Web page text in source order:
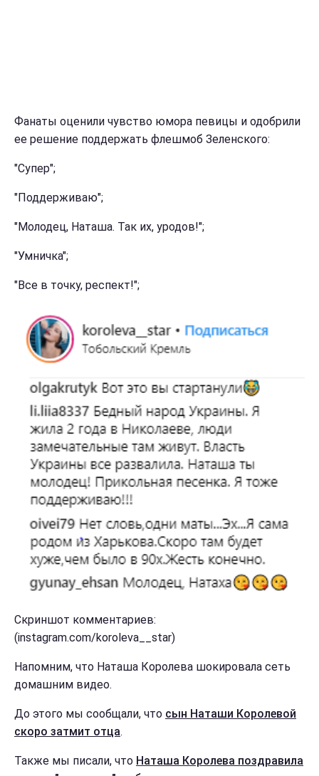
Фанаты оценили чувство юмора певицы и одобрили
ее решение поддержать флешмоб Зеленского:
"Супер";
"Поддерживаю";
"Молодец, Наташа. Так их, уродов!";
"Умничка";
"Все в точку, респект!";
Скриншот комментариев:
(instagram.com/koroleva__star)
Напомним, что Наташа Королева шокировала сеть
домашним видео.
До этого мы сообщали, что сын Наташи Королевой
скоро затмит отца.
Также мы писали, что Наташа Королева поздравила